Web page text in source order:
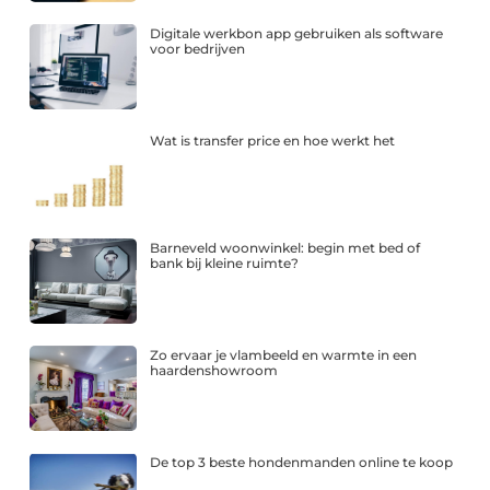
Digitale werkbon app gebruiken als software
voor bedrijven
Wat is transfer price en hoe werkt het
Barneveld woonwinkel: begin met bed of
bank bij kleine ruimte?
Zo ervaar je vlambeeld en warmte in een
haardenshowroom
De top 3 beste hondenmanden online te koop